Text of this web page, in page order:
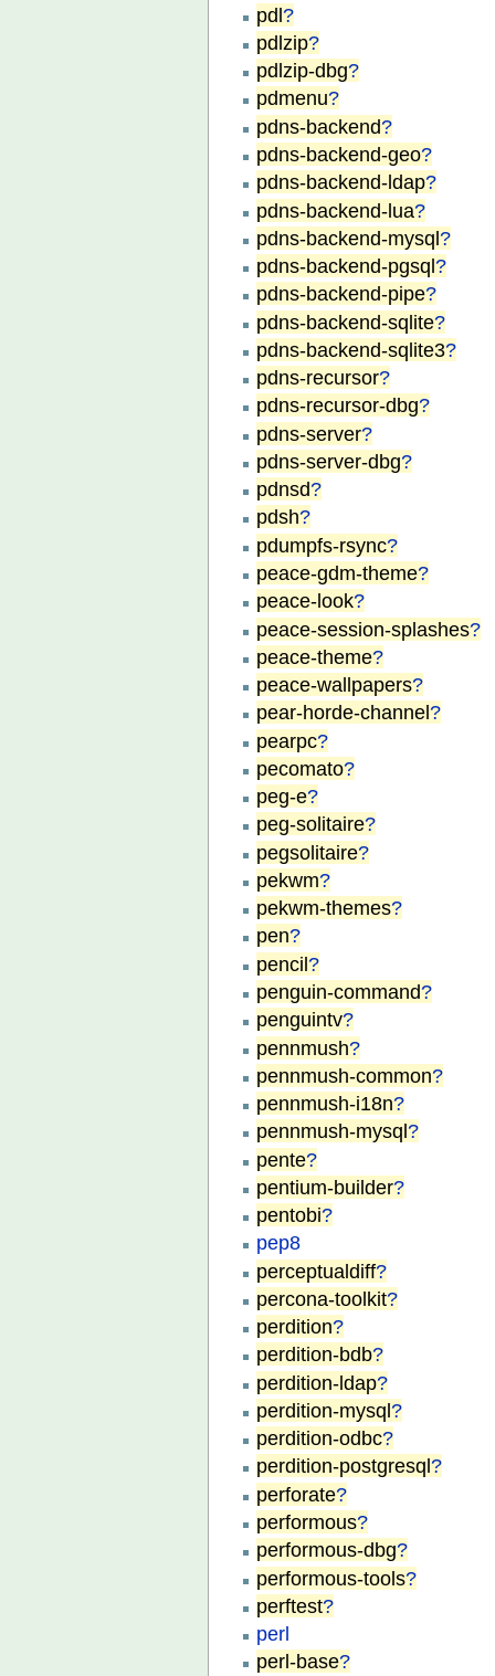
pdl?
pdlzip?
pdlzip-dbg?
pdmenu?
pdns-backend?
pdns-backend-geo?
pdns-backend-ldap?
pdns-backend-lua?
pdns-backend-mysql?
pdns-backend-pgsql?
pdns-backend-pipe?
pdns-backend-sqlite?
pdns-backend-sqlite3?
pdns-recursor?
pdns-recursor-dbg?
pdns-server?
pdns-server-dbg?
pdnsd?
pdsh?
pdumpfs-rsync?
peace-gdm-theme?
peace-look?
peace-session-splashes?
peace-theme?
peace-wallpapers?
pear-horde-channel?
pearpc?
pecomato?
peg-e?
peg-solitaire?
pegsolitaire?
pekwm?
pekwm-themes?
pen?
pencil?
penguin-command?
penguintv?
pennmush?
pennmush-common?
pennmush-i18n?
pennmush-mysql?
pente?
pentium-builder?
pentobi?
pep8
perceptualdiff?
percona-toolkit?
perdition?
perdition-bdb?
perdition-ldap?
perdition-mysql?
perdition-odbc?
perdition-postgresql?
perforate?
performous?
performous-dbg?
performous-tools?
perftest?
perl
perl-base?